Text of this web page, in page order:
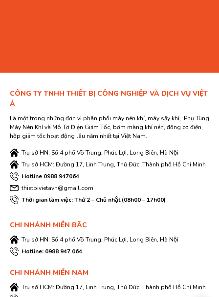
CÔNG TY TNHH THIẾT BỊ CÔNG NGHIỆP VÀ DỊCH VỤ VIỆT
Á
Là một trong những đơn vị phân phối máy nén khí, máy sấy khí, Phụ Tùng
Máy Nén Khí và Mô Tơ Điện Giảm Tốc, bơm màng khí nén, động cơ điện,
hộp giảm tốc hoạt động lâu năm nhất tại Việt Nam.
Trụ sở HN: Số 4 phố Võ Trung, Phúc Lợi, Long Biên, Hà Nội
Trụ sở HCM: Đường 17, Linh Trung, Thủ Đức, Thành phố Hồ Chí Minh
Hotline 0988 947064
thietbivietavn@gmail.com
Thời gian làm việc: Thứ 2 – Chủ nhật (08h00 – 17h00)
CHI NHÁNH MIỀN BĂC
Trụ sở HN: Số 4 phố Võ Trung, Phúc Lợi, Long Biên, Hà Nội
Hotline: 0988 947 064
CHI NHÁNH MIỀN NAM
Trụ sở HCM: Đường 17, Linh Trung, Thủ Đức, Thành phố Hồ Chí Minh